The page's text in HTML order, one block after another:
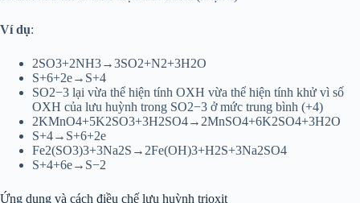
Ví dụ:
2SO3+2NH3→3SO2+N2+3H2O
S+6+2e→S+4
SO2−3 lại vừa thể hiện tính OXH vừa thể hiện tính khử vì số
OXH của lưu huỳnh trong SO2−3 ở mức trung bình (+4)
2KMnO4+5K2SO3+3H2SO4→2MnSO4+6K2SO4+3H2O
S+4→S+6+2e
Fe2(SO3)3+3Na2S→2Fe(OH)3+H2S+3Na2SO4
S+4+6e→S−2
Ứng dụng và cách điều chế lưu huỳnh trioxit